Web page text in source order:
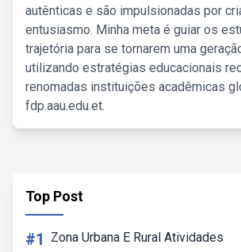
autênticas e são impulsionadas por
entusiasmo. Minha meta é guiar os
trajetória para se tornarem uma
utilizando estratégias educacionais
renomadas instituições acadêmicas
fdp.aau.edu.et.
Top Post
#1 Zona Urbana E Rural Atividades